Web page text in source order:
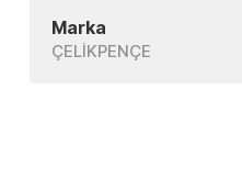
Marka
ÇELİKPENÇE